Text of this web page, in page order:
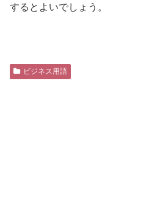
するとよいでしょう。
ビジネス用語